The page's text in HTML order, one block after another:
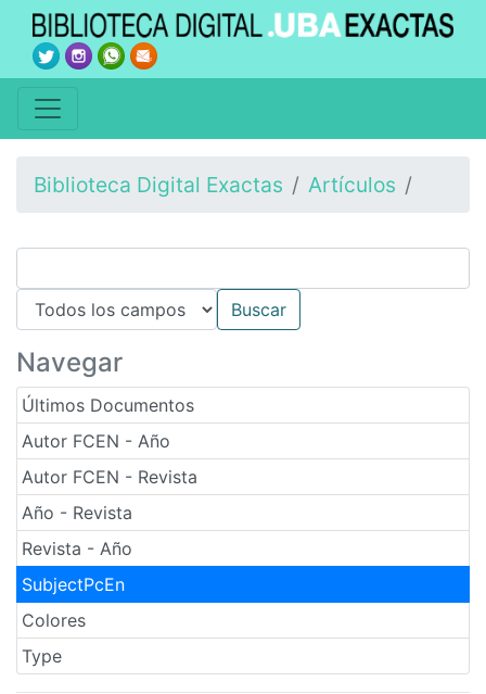
Biblioteca Digital Exactas Artículos
Navegar
Últimos Documentos
Autor FCEN - Año
Autor FCEN - Revista
Año - Revista
Revista - Año
SubjectPcEn
Colores
Type